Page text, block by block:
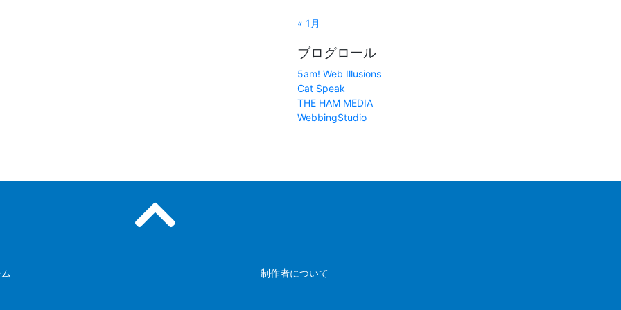
« 1月
ブログロール
5am! Web Illusions
Cat Speak
THE HAM MEDIA
WebbingStudio
制作者について